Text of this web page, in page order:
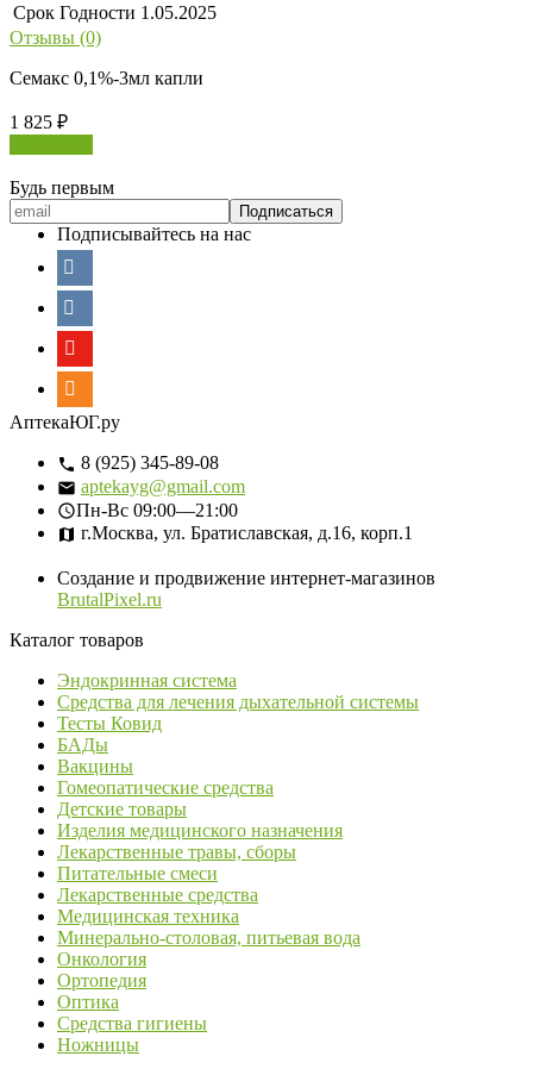
Срок Годности 1.05.2025
Отзывы (0)
Семакс 0,1%-3мл капли
1 825 ₽
Будь первым
Подписывайтесь на нас
АптекаЮГ.ру
8 (925) 345-89-08
aptekayg@gmail.com
Пн-Вс 09:00—21:00
г.Москва, ул. Братиславская, д.16, корп.1
Создание и продвижение интернет-магазинов
BrutalPixel.ru
Каталог товаров
Эндокринная система
Средства для лечения дыхательной системы
Тесты Ковид
БАДы
Вакцины
Гомеопатические средства
Детские товары
Изделия медицинского назначения
Лекарственные травы, сборы
Питательные смеси
Лекарственные средства
Медицинская техника
Минерально-столовая, питьевая вода
Онкология
Ортопедия
Оптика
Средства гигиены
Ножницы